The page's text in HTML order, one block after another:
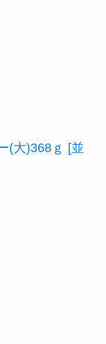
(大)368ｇ [並